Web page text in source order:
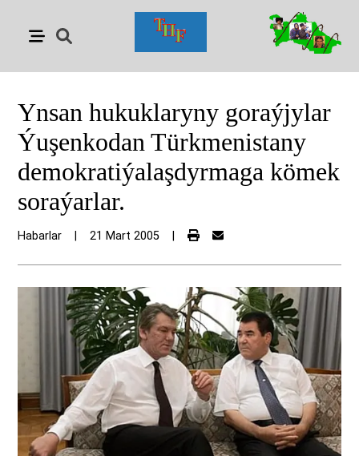
Ynsan hukuklaryny goraýjylar
Ýuşenkodan Türkmenistany
demokratiýalaşdyrmaga kömek
soraýarlar.
Habarlar 21 Mart 2005